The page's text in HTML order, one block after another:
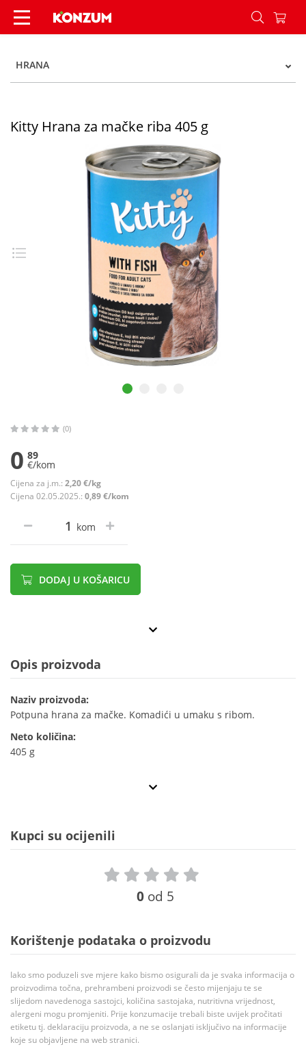
Kitty Hrana za mačke riba 405 g - Konzum
HRANA
Kitty Hrana za mačke riba 405 g
(0)
0 89
€/kom
Cijena za j.m.: 2,20 €/kg
Cijena 02.05.2025.: 0,89 €/kom
kom
DODAJ U KOŠARICU
Opis proizvoda
Naziv proizvoda:
Potpuna hrana za mačke. Komadići u umaku s ribom.
Neto količina:
405 g
Kupci su ocijenili
0 od 5
Korištenje podataka o proizvodu
Iako smo poduzeli sve mjere kako bismo osigurali da je svaka informacija o
proizvodima točna, prehrambeni proizvodi se često mijenjaju te se
slijedom navedenoga sastojci, količina sastojaka, nutritivna vrijednost,
alergeni mogu promjeniti. Prije konzumacije trebali biste uvijek pročitati
etiketu tj. deklaraciju proizvoda, a ne se oslanjati isključivo na informacije
koje su objavljene na web stranici.